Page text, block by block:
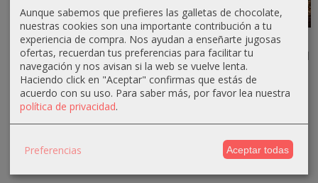
Los Héroes
de Tolkien
19,95 €
21,00 €
Gitslayer
19,90 €
20,95 €
Los
Mercenarios
Vol. 2 - La
Promesa...
17,95 €
Festín de
Héroes: El
30,00 €
Aunque sabemos que prefieres las galletas de chocolate,
nuestras cookies son una importante contribución a tu
experiencia de compra. Nos ayudan a enseñarte jugosas
ofertas, recuerdan tus preferencias para facilitar tu
navegación y nos avisan si la web se vuelve lenta.
Haciendo click en "Aceptar" confirmas que estás de
acuerdo con su uso. Para saber más, por favor lea nuestra
política de privacidad.
Preferencias Aceptar todas